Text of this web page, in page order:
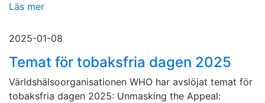
Läs mer
2025-01-08
Temat för tobaksfria dagen 2025
Världshälsoorganisationen WHO har avslöjat temat för
tobaksfria dagen 2025: Unmasking the Appeal: